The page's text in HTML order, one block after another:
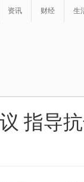
资讯 财经 生
指导